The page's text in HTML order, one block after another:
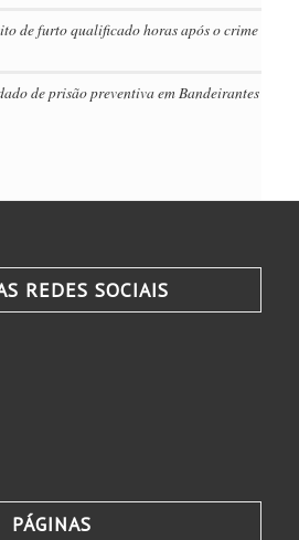
de furto qualificado horas após o crime
de prisão preventiva em Bandeirantes
REDES SOCIAIS
PÁGINAS